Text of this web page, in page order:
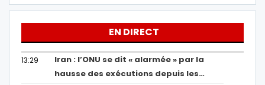
EN DIRECT
13:29
Iran : l’ONU se dit « alarmée » par la
hausse des exécutions depuis les…